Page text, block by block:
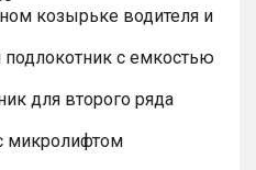
козырьке водителя и
с емкостью
для второго ряда
микролифтом